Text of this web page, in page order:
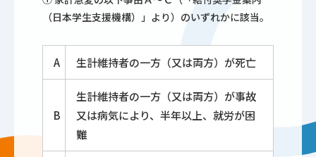
（日本学生支援機構）」より）のいずれかに該当。
A 生計維持者の一方（又は両方）が死亡
B
生計維持者の一方（又は両方）が事故
又は病気により、半年以上、就労が困
難